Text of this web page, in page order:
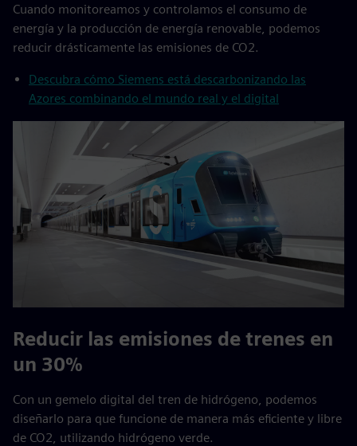
Cuando monitoreamos y controlamos el consumo de
energía y la producción de energía renovable, podemos
reducir drásticamente las emisiones de CO2.
Descubra cómo Siemens está descarbonizando las
Azores combinando el mundo real y el digital
Reducir las emisiones de trenes en
un 30%
Con un gemelo digital del tren de hidrógeno, podemos
diseñarlo para que funcione de manera más eficiente y libre
de CO2, utilizando hidrógeno verde.